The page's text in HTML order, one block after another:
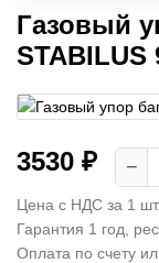
Газовый
STABILUS
3530 ₽ −
Цена с НДС за 1
Гарантия 1 год,
Оплата по счету